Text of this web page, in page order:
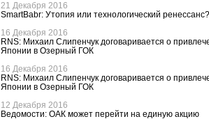
21 Декабря 2016
SmartBabr: Утопия или технологический ренессанс?
16 Декабря 2016
RNS: Михаил Слипенчук договаривается о
Японии в Озерный ГОК
16 Декабря 2016
RNS: Михаил Слипенчук договаривается о
Японии в Озерный ГОК
12 Декабря 2016
Ведомости: ОАК может перейти на единую акцию